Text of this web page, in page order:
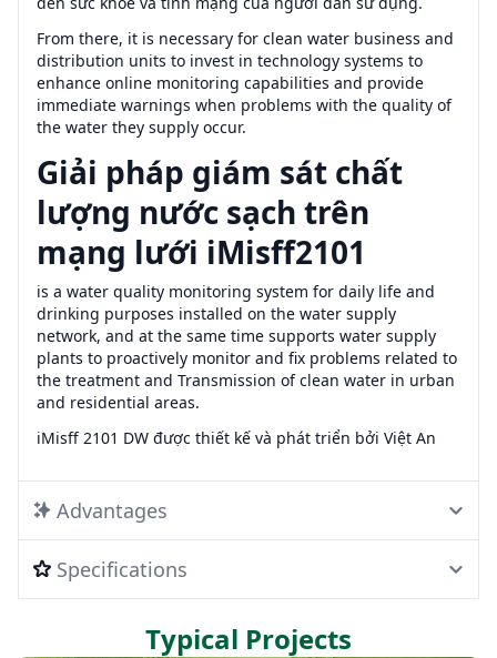
From there, it is necessary for clean water business and
distribution units to invest in technology systems to
enhance online monitoring capabilities and provide
immediate warnings when problems with the quality of
the water they supply occur.
Giải pháp giám sát chất
lượng nước sạch trên
mạng lưới iMisff2101
is a water quality monitoring system for daily life and
drinking purposes installed on the water supply
network, and at the same time supports water supply
plants to proactively monitor and fix problems related to
the treatment and Transmission of clean water in urban
and residential areas.
iMisff 2101 DW được thiết kế và phát triển bởi Việt An
Advantages
Specifications
Typical Projects